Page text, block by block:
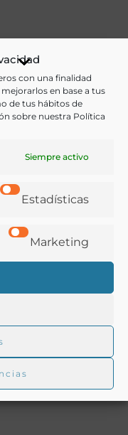
con una finalidad
en base a tus
de tus hábitos de
sobre nuestra Política
Siempre activo
Estadísticas
Marketing
obras se
oratoria et
ediciones
el ciudadano,
1575),El regidor
Juan de
«Ciudadanía, patria
Juan Costa»,
Etiqueta,